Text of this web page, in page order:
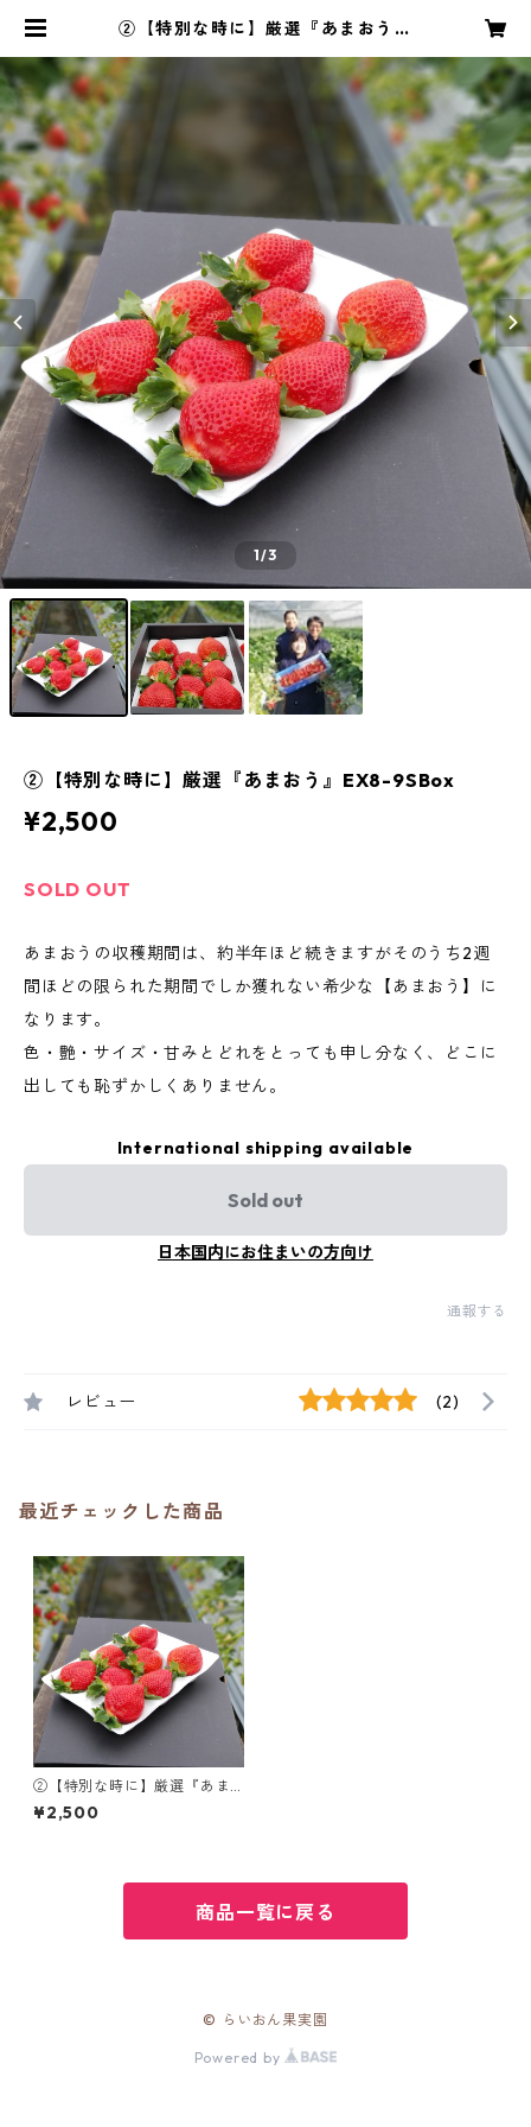
②【特別な時に】厳選『あまおう』
1/3
②【特別な時に】厳選『あまおう』EX8-9SBox
¥2,500
SOLD OUT
あまおうの収穫期間は、約半年ほど続きますがそのうち2週
間ほどの限られた期間でしか獲れない希少な【あまおう】に
なります。
色・艶・サイズ・甘みとどれをとっても申し分なく、どこに
出しても恥ずかしくありません。
International shipping available
Sold out
日本国内にお住まいの方向け
通報する
レビュー (2)
最近チェックした商品
②【特別な時に】厳選『あま
おう』EX8-9SBox
¥2,500
商品一覧に戻る
© らいおん果実園
Powered by